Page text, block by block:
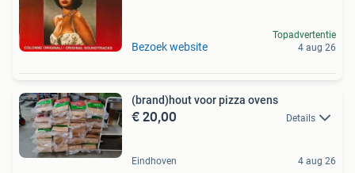
Bezoek website
Topadvertentie
4 aug 26
(brand)hout voor pizza ovens
€ 20,00 Details
Eindhoven 4 aug 26